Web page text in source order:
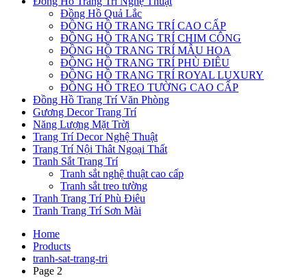
Đồng Hồ Quả Lắc
ĐỒNG HỒ TRANG TRÍ CAO CẤP
ĐỒNG HỒ TRANG TRÍ CHIM CÔNG
ĐỒNG HỒ TRANG TRÍ MẪU HOA
ĐỒNG HỒ TRANG TRÍ PHÙ ĐIÊU
ĐỒNG HỒ TRANG TRÍ ROYAL LUXURY
ĐỒNG HỒ TREO TƯỜNG CAO CẤP
Đồng Hồ Trang Trí Văn Phòng
Gương Decor Trang Trí
Năng Lượng Mặt Trời
Trang Trí Decor Nghệ Thuật
Trang Trí Nội Thât Ngoại Thất
Tranh Sắt Trang Trí
Tranh sắt nghệ thuật cao cấp
Tranh sắt treo tường
Tranh Trang Trí Phù Điêu
Tranh Trang Trí Sơn Mài
Home
Products
tranh-sat-trang-tri
Page 2